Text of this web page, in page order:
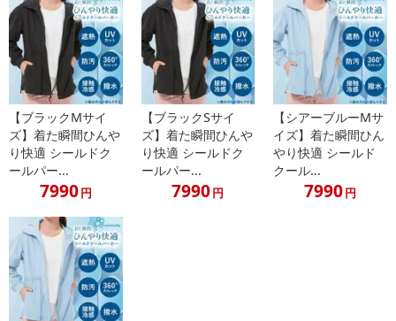
・原産国（最終加工地）：ミャンマー
・原材料/材質/素材：ポリウレタン、ナイロン
・商品カラー：ブラック
・商品サイズ：LL：胸囲 93-101cm / 身長 154-162cm
・注意事項：
・染料の特性上、汗や摩擦によってまれに色落ちや色移りが生じ
・浸け置きはお避けください。
・洗濯機使用の場合はネットを使用してください。
・洗濯後は形を整えて干してください。
・無蛍光洗剤をご使用ください。
・タンブラー乾燥はできません。
【ブラックMサイ
ズ】着た瞬間ひんや
り快適 シールドク
ールパー...
7990円
【ブラックSサイ
ズ】着た瞬間ひんや
り快適 シールドク
ールパー...
7990円
【シアーブルーMサ
イズ】着た瞬間ひん
やり快適 シールド
クール...
7990円